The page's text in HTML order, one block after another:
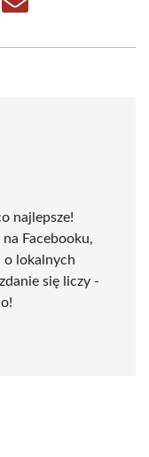
Share
najlepsze!
na Facebooku,
o lokalnych
się liczy -